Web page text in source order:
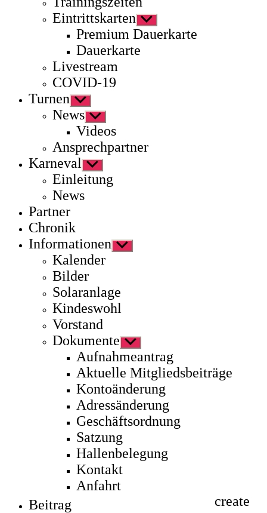
Eintrittskarten Untermenü
anzeigen
Premium Dauerkarte
Dauerkarte
Livestream
COVID-19
Turnen Untermenü
anzeigen
News Untermenü
anzeigen
Videos
Ansprechpartner
Karneval
Untermenü
anzeigen
Einleitung
News
Partner
Chronik
Informationen Untermenü
anzeigen
Kalender
Bilder
Solaranlage
Kindeswohl
Vorstand
Dokumente Untermenü
anzeigen
Aufnahmeantrag
Aktuelle Mitgliedsbeiträge
Kontoänderung
Adressänderung
Geschäftsordnung
Satzung
Hallenbelegung
Kontakt
Anfahrt
Beitrag
create